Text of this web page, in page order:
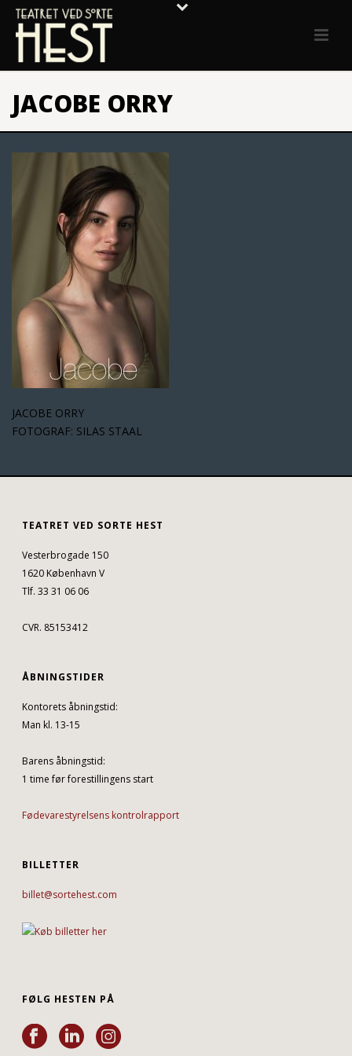
JACOBE ORRY
JACOBE ORRY
FOTOGRAF: SILAS STAAL
TEATRET VED SORTE HEST
Vesterbrogade 150
1620 København V
Tlf. 33 31 06 06
CVR. 85153412
ÅBNINGSTIDER
Kontorets åbningstid:
Man kl. 13-15
Barens åbningstid:
1 time før forestillingens start
Fødevarestyrelsens kontrolrapport
BILLETTER
billet@sortehest.com
FØLG HESTEN PÅ